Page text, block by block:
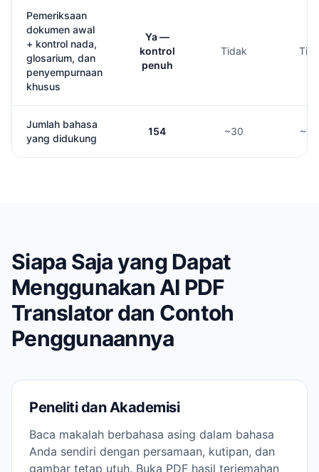
Pemeriksaan
dokumen awal
+ kontrol nada,
glosarium, dan
penyempurnaan
khusus
Ya —
kontrol
penuh
Tidak
Jumlah bahasa
yang didukung
154 ~30
Siapa Saja yang Dapat
Menggunakan AI PDF
Translator dan Contoh
Penggunaannya
Peneliti dan Akademisi
Baca makalah berbahasa asing dalam bahasa
Anda sendiri dengan persamaan, kutipan, dan
gambar tetap utuh. Buka PDF hasil terjemahan